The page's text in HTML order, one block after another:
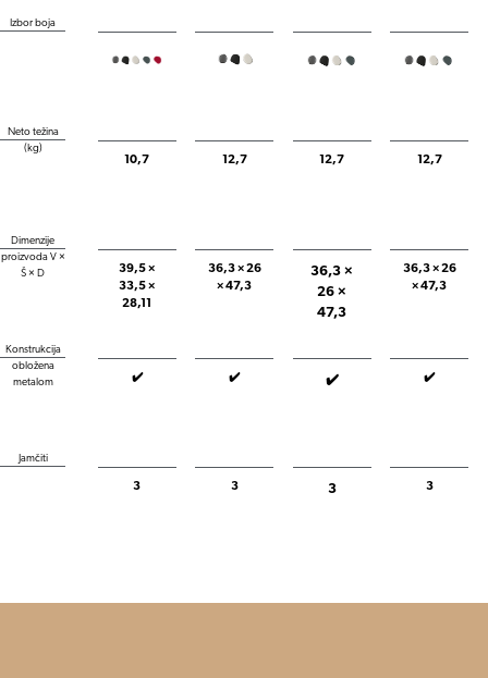
Izbor boja
Neto težina
(kg)
Dimenzije
proizvoda V ×
Š × D
Konstrukcija
obložena
metalom
Jamčiti
10,7
39,5 ×
33,5 ×
28,11
✔️
3
12,7
36,3 × 26
× 47,3
✔️
3
12,7
36,3 ×
26 ×
47,3
✔️
3
12,7
36,3 × 26
× 47,3
✔️
3